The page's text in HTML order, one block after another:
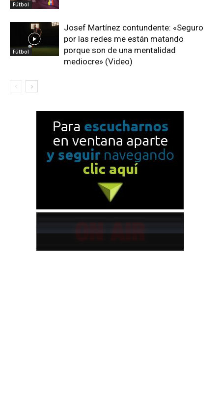
Fútbol
Fútbol
Josef Martínez contundente: «Seguro
por las redes me están matando
porque son de una mentalidad
mediocre» (Video)